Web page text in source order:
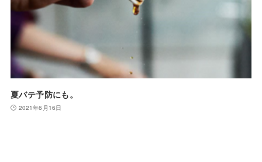
夏バテ予防にも。
2021年6月16日